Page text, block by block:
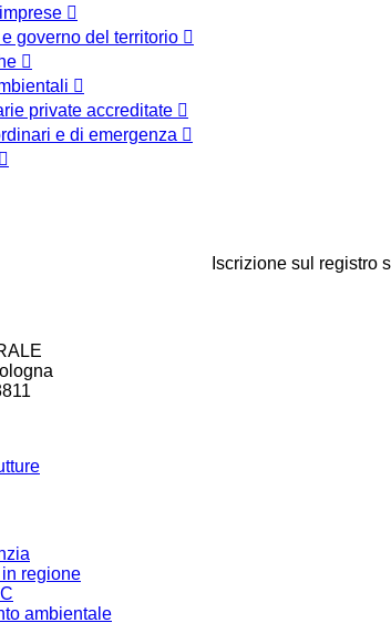
governo del territorio
private accreditate
e di emergenza
Iscrizione sul registro
regione
ambientale